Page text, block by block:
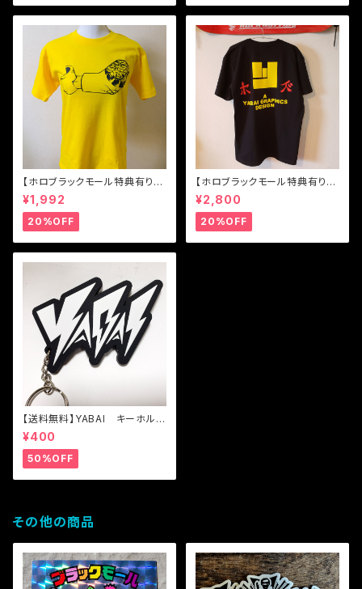
【ホロブラックモール特典有り】
【送料無料】アウトロー Tシャ
ツ
¥1,992
20%OFF
【ホロブラックモール特典有り】
【送料無料】YABAI ゴールデン
ハーベスト ヌンチャク
¥2,800
20%OFF
【送料無料】YABAI キーホルダ
ー（ラージ）
¥400
50%OFF
その他の商品